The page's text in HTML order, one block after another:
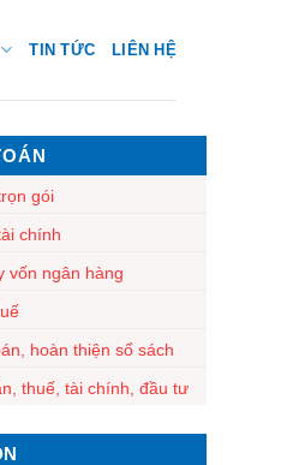
TIN TỨC LIÊN HỆ
gói
chính
vốn ngân hàng
hoàn thiện sổ sách
thuế, tài chính, đầu tư